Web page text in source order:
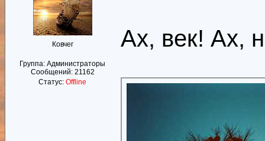
Ковчег
Группа: Администраторы
Сообщений: 21162
Статус: Offline
Ах, век! Ах,